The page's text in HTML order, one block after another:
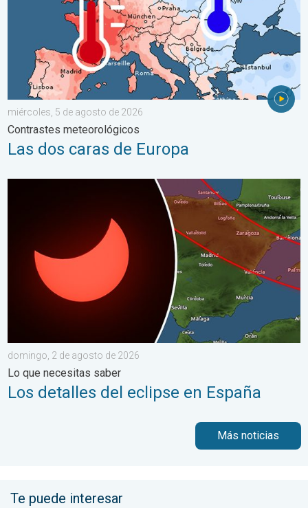
miércoles, 5 de agosto de 2026
Contrastes meteorológicos
Las dos caras de Europa
Los detalles del eclipse en España. Lo que necesitas saber.
domingo, 2 de agosto de 2026
Lo que necesitas saber
Los detalles del eclipse en España
Más noticias
Te puede interesar